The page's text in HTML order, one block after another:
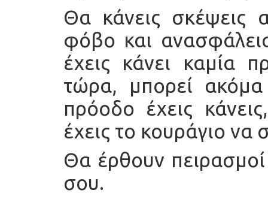
Θα κάνεις σκέψεις
φόβο και
έχεις κάνει καμία
τώρα, μπορεί
πρόοδο έχεις
έχεις το κουράγιο να
Θα έρθουν
σου.